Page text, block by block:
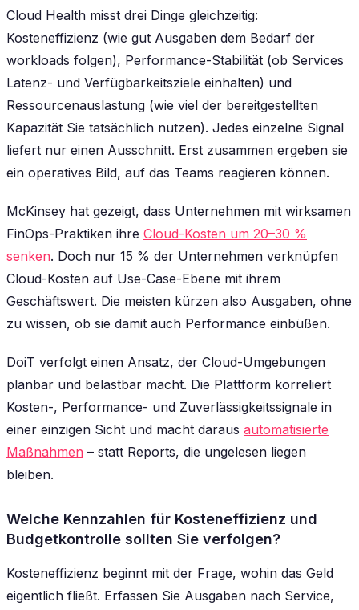
Cloud Health misst drei Dinge gleichzeitig:
Kosteneffizienz (wie gut Ausgaben dem Bedarf der
workloads folgen), Performance-Stabilität (ob Services
Latenz- und Verfügbarkeitsziele einhalten) und
Ressourcenauslastung (wie viel der bereitgestellten
Kapazität Sie tatsächlich nutzen). Jedes einzelne Signal
liefert nur einen Ausschnitt. Erst zusammen ergeben sie
ein operatives Bild, auf das Teams reagieren können.
McKinsey hat gezeigt, dass Unternehmen mit wirksamen
FinOps-Praktiken ihre Cloud-Kosten um 20–30 %
senken. Doch nur 15 % der Unternehmen verknüpfen
Cloud-Kosten auf Use-Case-Ebene mit ihrem
Geschäftswert. Die meisten kürzen also Ausgaben, ohne
zu wissen, ob sie damit auch Performance einbüßen.
DoiT verfolgt einen Ansatz, der Cloud-Umgebungen
planbar und belastbar macht. Die Plattform korreliert
Kosten-, Performance- und Zuverlässigkeitssignale in
einer einzigen Sicht und macht daraus automatisierte
Maßnahmen – statt Reports, die ungelesen liegen
bleiben.
Welche Kennzahlen für Kosteneffizienz und
Budgetkontrolle sollten Sie verfolgen?
Kosteneffizienz beginnt mit der Frage, wohin das Geld
eigentlich fließt. Erfassen Sie Ausgaben nach Service,